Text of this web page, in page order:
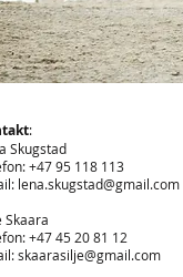
:
Skugstad
+47 95 118 113
lena.skugstad@gmail.com
Skaara
+47 45 20 81 12
skaarasilje@gmail.com